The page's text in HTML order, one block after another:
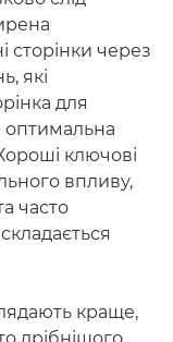
сторінки через
які
для
оптимальна
ключові
впливу,
часто
краще,
дрібнішого